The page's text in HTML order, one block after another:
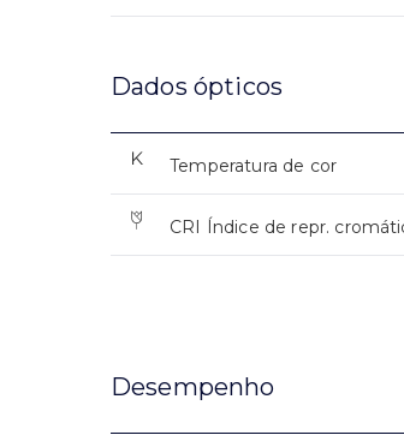
Dados ópticos
Temperatura de cor
CRI Índice de repr.
Desempenho